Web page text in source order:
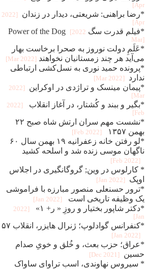
Apr]
*رضا براهنی: شریعتی، دیدار در زندان
[2022
Apr]
*فیلم قدرت سگ Power of the Dog [2022
Mar]
*عَلَمِ دولت نوروز به صحرا برخاست بهار
می‌آید هر چند زمستانیان نخواهند [2022 Mar]
*پرونده حمید نوری به نسل‌کشی ارتباطی
ندارد
[2022 Mar]
*پیمان مینسک و تراژدی در اوکراین
[2022
Mar]
*بگير و ببند و کُشتار، در آغاز انقلاب
[2022
Feb]
*نشست مهم سران ارتش شاه صبح ۲۲
بهمن ۱۳۵۷
[2022 Feb]
*لو رفتن خانه زعفرانیه ۱۹ بهمن سال ۶۰
ناگهان موسی زنده شد و اسلحه کشید
[2022 Feb]
* کارلوس در وین; گروگانگیری در اجلاس
اوپک
[2022 Jan]
*ترور حسنعلی منصور مبارزه با فراموشی
یک وظیفه تاریخی است
[2022 Jan]
*دکتر شاپور بختیار و روزِ « ر+ ۱»
[2022
Jan]
*کنفرانس گوادلوپ؛ ژنرال هایزر، انقلاب ۵۷
[2022 Jan]
*عراق؛ حزب بعث، و خُلق‌ و‌ خویِ صدام
حسین
[2021 Dec]
* سیروس نهاوندی، اسب تراوای ساواک